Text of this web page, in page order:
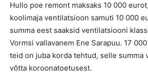
Hullo poe remont maksaks 10 000
koolimaja ventilatsioon samuti 10 000
summa eest saaksid ventilatsiooni
Vormsi vallavanem Ene Sarapuu. 17
teid on juba korda tehtud, selle summa
võtta koroonatoetusest.